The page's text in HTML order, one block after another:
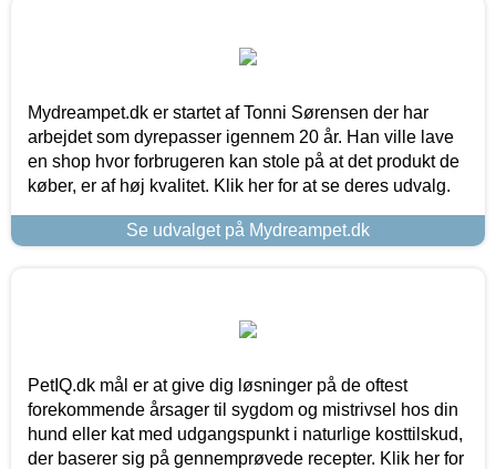
Mydreampet.dk er startet af Tonni Sørensen der har
arbejdet som dyrepasser igennem 20 år. Han ville lave
en shop hvor forbrugeren kan stole på at det produkt de
køber, er af høj kvalitet. Klik her for at se deres udvalg.
Se udvalget på Mydreampet.dk
PetIQ.dk mål er at give dig løsninger på de oftest
forekommende årsager til sygdom og mistrivsel hos din
hund eller kat med udgangspunkt i naturlige kosttilskud,
der baserer sig på gennemprøvede recepter. Klik her for